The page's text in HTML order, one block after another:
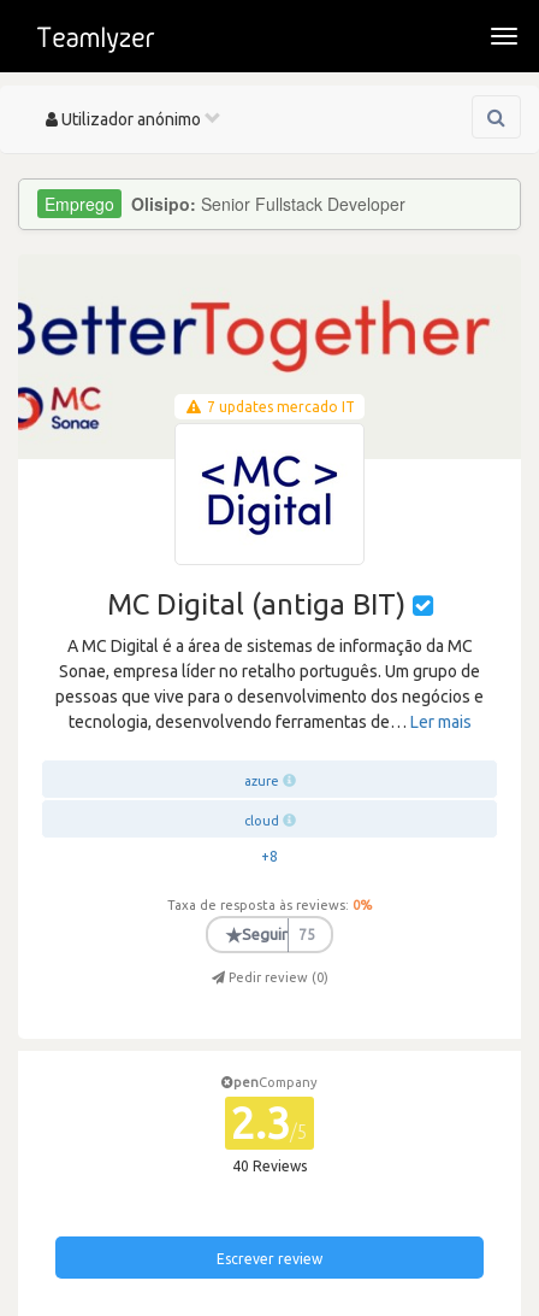
Toggle
Utilizador anónimo
Olisipo: Senior Fullstack Developer
7 updates mercado IT
MC Digital (antiga BIT)
A MC Digital é a área de sistemas de informação da MC
Sonae, empresa líder no retalho português. Um grupo de
pessoas que vive para o desenvolvimento dos negócios e
tecnologia, desenvolvendo ferramentas de… Ler mais
azure
cloud
+8
Taxa de resposta às reviews: 0%
★Seguir 75
Pedir review (0)
penCompany
2.3/5
40 Reviews
Escrever review